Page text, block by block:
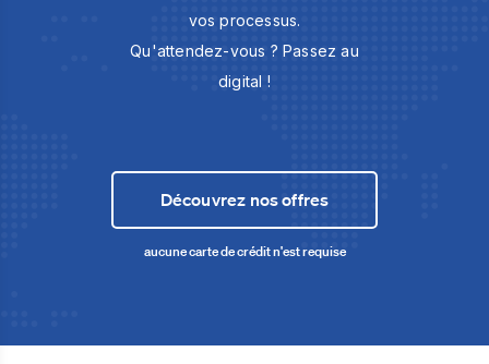
vos processus.
Qu'attendez-vous ? Passez au
digital !
Découvrez nos offres
aucune carte de crédit n'est requise